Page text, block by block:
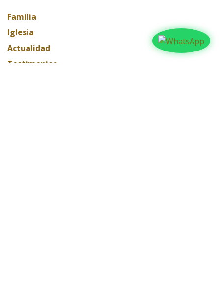
Familia
Iglesia
Actualidad
Testimonios